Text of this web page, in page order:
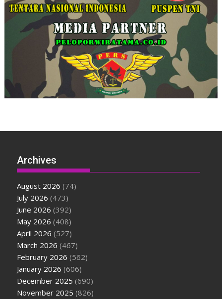
Archives
August 2026 (74)
July 2026 (473)
June 2026 (392)
May 2026 (408)
April 2026 (527)
March 2026 (467)
February 2026 (562)
January 2026 (606)
December 2025 (690)
November 2025 (826)